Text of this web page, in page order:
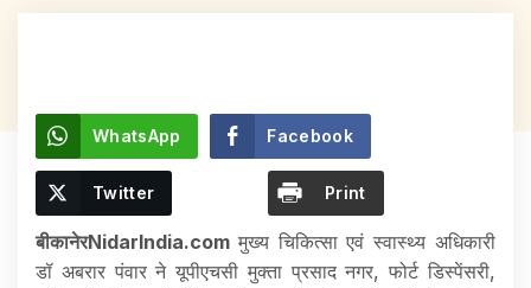
WhatsApp Facebook
Twitter Print
बीकानेरNidarIndia.com मुख्य चिकित्सा एवं स्वास्थ्य अधिकारी
डॉ अबरार पंवार ने यूपीएचसी मुक्ता प्रसाद नगर, फोर्ट डिस्पेंसरी,